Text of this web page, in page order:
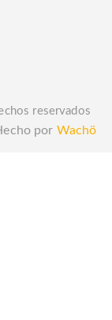
reservados
por Wachö